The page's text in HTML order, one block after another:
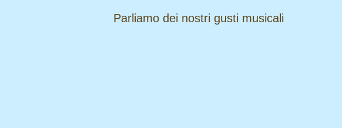
​​​​​​​Parliamo dei nostri gusti musicali